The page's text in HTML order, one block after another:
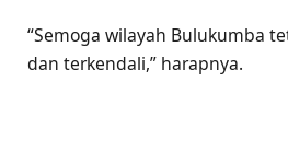
“Semoga wilayah Bulukumba
dan terkendali,” harapnya.